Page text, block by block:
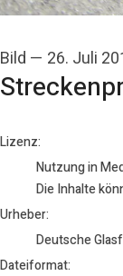
Bild — 26. Juli
Deutsche
Lizenz:
Nutzung in
Die Inhalte
Urheber:
Deutsche
Dateiformat: